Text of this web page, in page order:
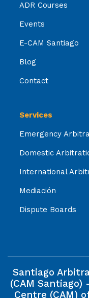
ADR Courses
Events
E-CAM Santiago
Blog
Contact
Services
Emergency
Domestic
International
Mediación
Dispute Boards
Santiago
(CAM
Centre (CAM)